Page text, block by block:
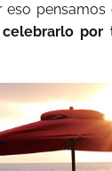
pensamos